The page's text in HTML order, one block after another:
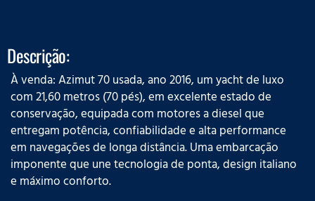
Descrição:
À venda: Azimut 70 usada, ano 2016, um yacht de luxo
com 21,60 metros (70 pés), em excelente estado de
conservação, equipada com motores a diesel que
entregam potência, confiabilidade e alta performance
em navegações de longa distância. Uma embarcação
imponente que une tecnologia de ponta, design italiano
e máximo conforto.